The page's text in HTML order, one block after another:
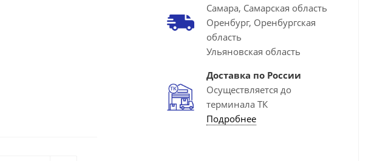
Самара, Самарская область
Оренбург, Оренбургская
область
Ульяновская область
Доставка по России
Осуществляется до
терминала ТК
Подробнее